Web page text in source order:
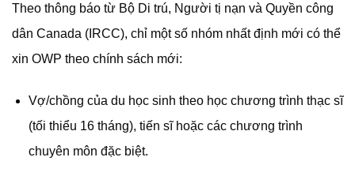
Theo thông báo từ Bộ Di trú, Người tị nạn và Quyền công
dân Canada (IRCC), chỉ một số nhóm nhất định mới có thể
xin OWP theo chính sách mới:
Vợ/chồng của du học sinh theo học chương trình thạc sĩ
(tối thiểu 16 tháng), tiến sĩ hoặc các chương trình
chuyên môn đặc biệt.